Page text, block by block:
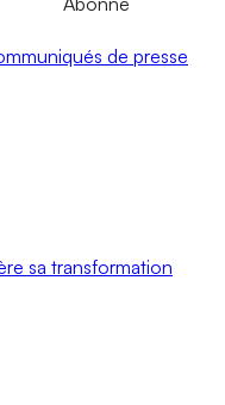
de presse
sa transformation